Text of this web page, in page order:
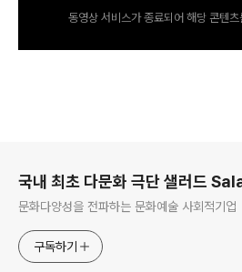
동영상 서비스가 종료되어 해당 콘텐
국내 최초 다문화 극단 샐러드
문화다양성을 전파하는 문화예술 사회적기업
구독하기